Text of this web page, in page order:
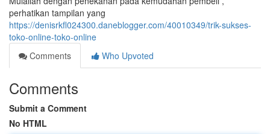
perhatikan tampilan yang
https://denisrkfl024300.daneblogger.com/40010349/trik-sukses-
toko-online-toko-online
Comments
Who Upvoted
Comments
Submit a Comment
No HTML